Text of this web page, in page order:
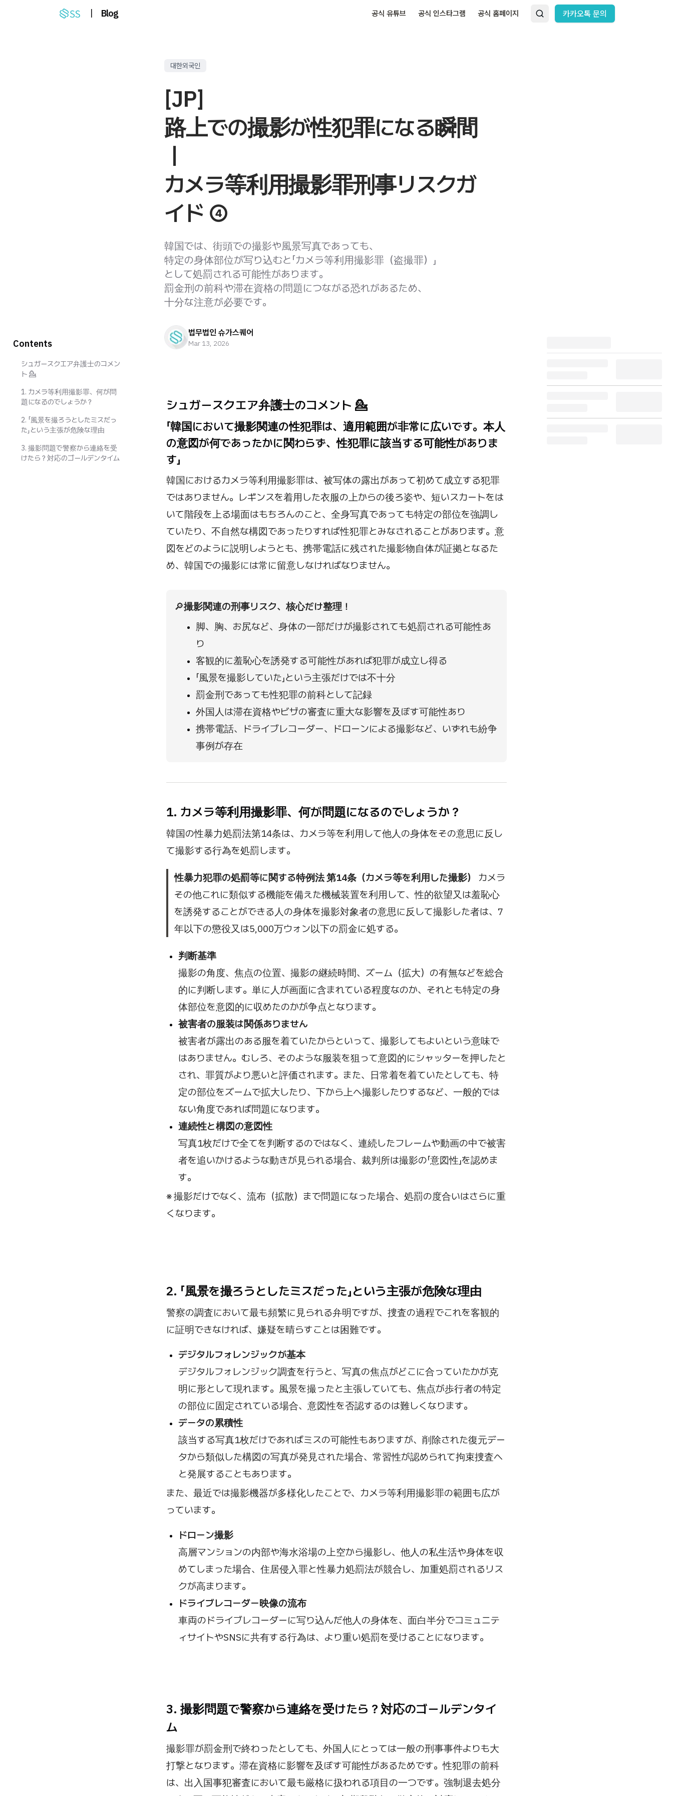
| Blog 공식 유튜브 공식 인스타그램 공식 홈페이지 카카오톡 문의
대한외국인
[JP]
路上での撮影が性犯罪になる瞬間
｜
カメラ等利用撮影罪刑事リスクガ
イド ④
韓国では、街頭での撮影や風景写真であっても、
特定の身体部位が写り込むと「カメラ等利用撮影罪（盗撮罪）」
として処罰される可能性があります。
罰金刑の前科や滞在資格の問題につながる恐れがあるため、
十分な注意が必要です。
법무법인 슈가스퀘어
Mar 13, 2026
シュガースクエア弁護士のコメント 💁
「韓国において撮影関連の性犯罪は、適用範囲が非常に広いです。本人
の意図が何であったかに関わらず、性犯罪に該当する可能性がありま
す」
韓国におけるカメラ等利用撮影罪は、被写体の露出があって初めて成立する犯罪
ではありません。レギンスを着用した衣服の上からの後ろ姿や、短いスカートをは
いて階段を上る場面はもちろんのこと、全身写真であっても特定の部位を強調し
ていたり、不自然な構図であったりすれば性犯罪とみなされることがあります。意
図をどのように説明しようとも、携帯電話に残された撮影物自体が証拠となるた
め、韓国での撮影には常に留意しなければなりません。
🔎撮影関連の刑事リスク、核心だけ整理！
脚、胸、お尻など、身体の一部だけが撮影されても処罰される可能性あ
り
客観的に羞恥心を誘発する可能性があれば犯罪が成立し得る
「風景を撮影していた」という主張だけでは不十分
罰金刑であっても性犯罪の前科として記録
外国人は滞在資格やビザの審査に重大な影響を及ぼす可能性あり
携帯電話、ドライブレコーダー、ドローンによる撮影など、いずれも紛争
事例が存在
1. カメラ等利用撮影罪、何が問題になるのでしょうか？
韓国の性暴力処罰法第14条は、カメラ等を利用して他人の身体をその意思に反し
て撮影する行為を処罰します。
性暴力犯罪の処罰等に関する特例法 第14条（カメラ等を利用した撮影）
カメラ
その他これに類似する機能を備えた機械装置を利用して、性的欲望又は羞恥心
を誘発することができる人の身体を撮影対象者の意思に反して撮影した者は、7
年以下の懲役又は5,000万ウォン以下の罰金に処する。
判断基準
撮影の角度、焦点の位置、撮影の継続時間、ズーム（拡大）の有無などを総合
的に判断します。単に人が画面に含まれている程度なのか、それとも特定の身
体部位を意図的に収めたのかが争点となります。
被害者の服装は関係ありません
被害者が露出のある服を着ていたからといって、撮影してもよいという意味で
はありません。むしろ、そのような服装を狙って意図的にシャッターを押したと
され、罪質がより悪いと評価されます。また、日常着を着ていたとしても、特
定の部位をズームで拡大したり、下から上へ撮影したりするなど、一般的では
ない角度であれば問題になります。
連続性と構図の意図性
写真1枚だけで全てを判断するのではなく、連続したフレームや動画の中で被害
者を追いかけるような動きが見られる場合、裁判所は撮影の「意図性」を認めま
す。
※ 撮影だけでなく、流布（拡散）まで問題になった場合、処罰の度合いはさらに重
くなります。
2. 「風景を撮ろうとしたミスだった」という主張が危険な理由
警察の調査において最も頻繁に見られる弁明ですが、捜査の過程でこれを客観的
に証明できなければ、嫌疑を晴らすことは困難です。
デジタルフォレンジックが基本
デジタルフォレンジック調査を行うと、写真の焦点がどこに合っていたかが克
明に形として現れます。風景を撮ったと主張していても、焦点が歩行者の特定
の部位に固定されている場合、意図性を否認するのは難しくなります。
データの累積性
該当する写真1枚だけであればミスの可能性もありますが、削除された復元デー
タから類似した構図の写真が発見された場合、常習性が認められて拘束捜査へ
と発展することもあります。
また、最近では撮影機器が多様化したことで、カメラ等利用撮影罪の範囲も広が
っています。
ドローン撮影
高層マンションの内部や海水浴場の上空から撮影し、他人の私生活や身体を収
めてしまった場合、住居侵入罪と性暴力処罰法が競合し、加重処罰されるリス
クが高まります。
ドライブレコーダー映像の流布
車両のドライブレコーダーに写り込んだ他人の身体を、面白半分でコミュニテ
ィサイトやSNSに共有する行為は、より重い処罰を受けることになります。
3. 撮影問題で警察から連絡を受けたら？対応のゴールデンタイ
ム
撮影罪が罰金刑で終わったとしても、外国人にとっては一般の刑事事件よりも大
打撃となります。滞在資格に影響を及ぼす可能性があるためです。性犯罪の前科
は、出入国事犯審査において最も厳格に扱われる項目の一つです。強制退去処分
Contents
シュガースクエア弁護士のコメン
ト 💁
1. カメラ等利用撮影罪、何が問
題になるのでしょうか？
2. 「風景を撮ろうとしたミスだっ
た」という主張が危険な理由
3. 撮影問題で警察から連絡を受
けたら？対応のゴールデンタイム